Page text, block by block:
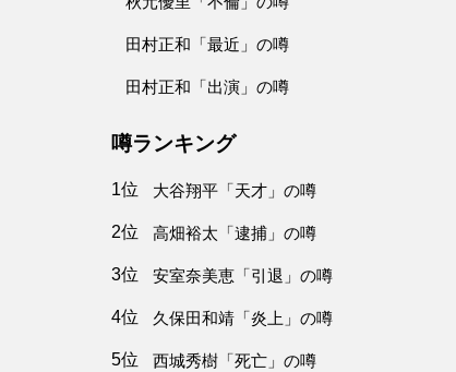
田村正和「最近」の噂
田村正和「出演」の噂
噂ランキング
1位 大谷翔平「天才」の噂
2位 高畑裕太「逮捕」の噂
3位 安室奈美恵「引退」の噂
4位 久保田和靖「炎上」の噂
5位 西城秀樹「死亡」の噂